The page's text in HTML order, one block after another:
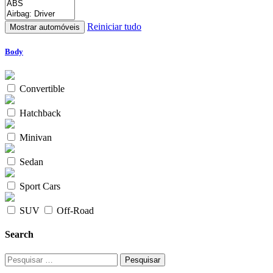
Reiniciar tudo
Body
Convertible
Hatchback
Minivan
Sedan
Sport Cars
SUV Off-Road
Search
Pesquisar
por: